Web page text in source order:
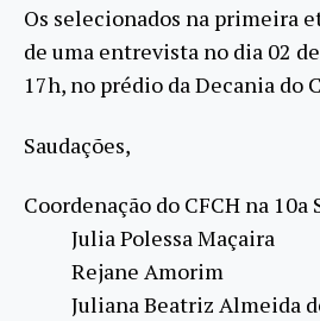
Os selecionados na primeira
de uma entrevista no dia 02
17h, no prédio da Decania do
Saudações,
Coordenação do CFCH na 10a
Julia Polessa Maçaira
Rejane Amorim
Juliana Beatriz Almeida